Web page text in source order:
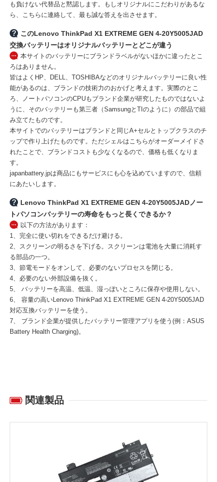
も負けない代替品と黙認します。もしオリジナルにこだわりがあるな
ら、こちらに連絡して、最も誠な答えを出させます。
このLenovo ThinkPad X1 EXTREME GEN 4-20Y5005JAD
交換バッテリーはオリジナルバッテリーとどこが違う
本サイトのバッテリーにブランドラベルがないほかに違ったとこ
ろはありません。
皆はよくHP、DELL、TOSHIBAなどのオリジナルバッテリーに良い性
能があるのは、ブランドの技術力のおかげと考えます。実際のとこ
ろ、ノートパソコンのCPUもブランド企業が研究したものではないよ
うに、そのバッテリーも第三者（SamsungとTIのように）の部品で組
み立てたものです。
本サイトでのバッテリーはブランドと同じA+セルとトップクラスのチ
ップで作り上げたものです。ただシェルはこちらがオーダーメイドさ
れたことで、ブランドコストも少なくなるので、価格も低くなりま
す。
japanbattery.jpは商品にもサービスにも心を込めていますので、信頼
にあたいします。
Lenovo ThinkPad X1 EXTREME GEN 4-20Y5005JADノー
トパソコンバッテリーの寿命をもっと長くできるか？
以下の方法があります：
1、完全に使い切れをできるだけ避ける。
2、スクリーンの明るさを下げる。スクリーンは電池を大量に消耗す
る部品の一つ。
3、節電モードをオンして、必要のないプロセスを閉じる。
4、必要のない外部設備を抜く。
5、 バッテリーを高温、低温、湿っぽいところに保存や使用しない。
6、 容量の高いLenovo ThinkPad X1 EXTREME GEN 4-20Y5005JAD
対応互換バッテリーを使う。
7、 ブランド企業が提供したバッテリー管理アプリを使う(例：ASUS
Battery Health Charging)。
関連製品